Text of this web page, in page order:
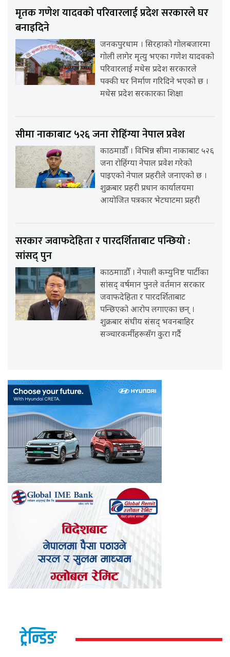
मृतक गणेश यादवको परिवारलाई प्रदेश सरकारले घर
बनाइदिने
जनकपुरधाम । सिरहाको गोलबजारमा
गोली लागेर मृत्यु भएका गणेश यादवको
परिवारलाई मधेस प्रदेश सरकारले
पक्की घर निर्माण गरिदिने भएको छ ।
मधेस प्रदेश सरकारका शिक्षा
सीमा नाकाबाट ५२६ जना रोहिंग्या नेपाल प्रवेश
काठमाडौँ । विभिन्न सीमा नाकाबाट ५२६
जना रोहिंग्या नेपाल प्रवेश गरेको
पाइएको नेपाल प्रहरीले जनाएको छ ।
शुक्रबार प्रहरी प्रधान कार्यालयमा
आयोजित पत्रकार भेटघाटमा प्रहरी
सरकार जवाफदेहिता र पारदर्शिताबाट पन्छियो :
सांसद् पुन
काठमााडौँ । नेपाली कम्युनिष्ट पार्टीका
सांसद् वर्षमान पुनले वर्तमान सरकार
जवाफदेहिता र पारदर्शिताबाट
पन्छिएको आरोप लगाएका छन् ।
शुक्रबार संघीय संसद् भवनबाहिर
सञ्चारकर्मीहरूसँग कुरा गर्दै
ट्रेन्डिङ